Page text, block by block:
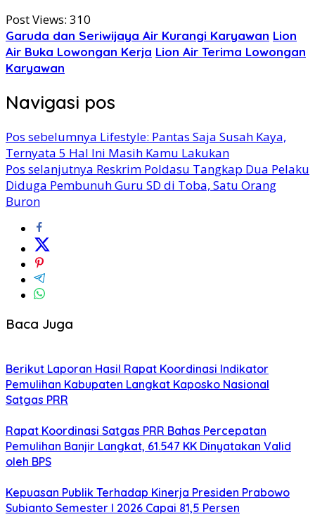
Post Views: 310
Garuda dan Seriwijaya Air Kurangi Karyawan Lion
Air Buka Lowongan Kerja Lion Air Terima Lowongan
Karyawan
Navigasi pos
Pos sebelumnya Lifestyle: Pantas Saja Susah Kaya,
Ternyata 5 Hal Ini Masih Kamu Lakukan
Pos selanjutnya Reskrim Poldasu Tangkap Dua Pelaku
Diduga Pembunuh Guru SD di Toba, Satu Orang
Buron
Baca Juga
Berikut Laporan Hasil Rapat Koordinasi Indikator
Pemulihan Kabupaten Langkat Kaposko Nasional
Satgas PRR
Rapat Koordinasi Satgas PRR Bahas Percepatan
Pemulihan Banjir Langkat, 61.547 KK Dinyatakan Valid
oleh BPS
Kepuasan Publik Terhadap Kinerja Presiden Prabowo
Subianto Semester I 2026 Capai 81,5 Persen